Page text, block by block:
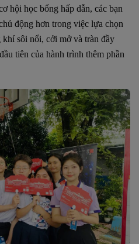
hội học bổng hấp dẫn, các bạn
động hơn trong việc lựa chọn
sôi nổi, cởi mở và tràn đầy
tiên của hành trình thêm phần